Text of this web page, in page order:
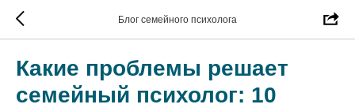
Блог семейного психолога
Какие проблемы решает
семейный психолог: 10